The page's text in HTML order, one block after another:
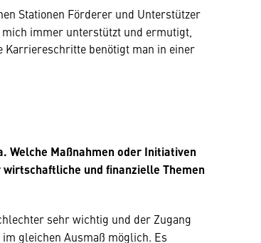
Stationen Förderer und Unterstützer
immer unterstützt und ermutigt,
Karriereschritte benötigt man in einer
Welche Maßnahmen oder Initiativen
und finanzielle Themen
sehr wichtig und der Zugang
gleichen Ausmaß möglich. Es